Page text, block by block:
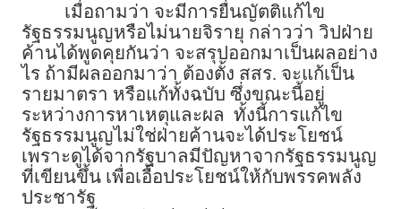
เมื่อถามว่า จะมีการยื่นญัตติแก้ไข
รัฐธรรมนูญหรือไม่นายจิรายุ กล่าวว่า วิปฝ่าย
ค้านได้พูดคุยกันว่า จะสรุปออกมาเป็นผลอย่าง
ไร ถ้ามีผลออกมาว่า ต้องตั้ง สสร. จะแก้เป็น
รายมาตรา หรือแก้ทั้งฉบับ ซึ่งขณะนี้อยู่
ระหว่างการหาเหตุและผล ทั้งนี้การแก้ไข
รัฐธรรมนูญไม่ใช่ฝ่ายค้านจะได้ประโยชน์
เพราะดูได้จากรัฐบาลมีปัญหาจากรัฐธรรมนูญ
ที่เขียนขึ้น เพื่อเอื้อประโยชน์ให้กับพรรคพลัง
ประชารัฐ